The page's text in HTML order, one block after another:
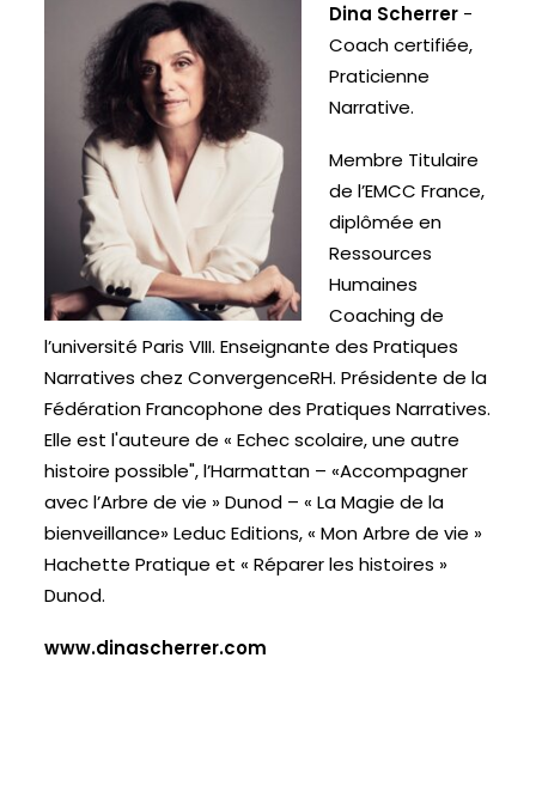
Dina Scherrer -
Coach certifiée,
Praticienne
Narrative.
Membre Titulaire
de l’EMCC France,
diplômée en
Ressources
Humaines
Coaching de
l’université Paris VIII. Enseignante des Pratiques
Narratives chez ConvergenceRH. Présidente de la
Fédération Francophone des Pratiques Narratives.
Elle est l'auteure de « Echec scolaire, une autre
histoire possible", l’Harmattan – «Accompagner
avec l’Arbre de vie » Dunod – « La Magie de la
bienveillance» Leduc Editions, « Mon Arbre de vie »
Hachette Pratique et « Réparer les histoires »
Dunod.
www.dinascherrer.com